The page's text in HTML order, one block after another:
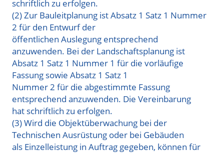
schriftlich zu erfolgen.
(2) Zur Bauleitplanung ist Absatz 1 Satz 1 Nummer
2 für den Entwurf der
öffentlichen Auslegung entsprechend
anzuwenden. Bei der Landschaftsplanung ist
Absatz 1 Satz 1 Nummer 1 für die vorläufige
Fassung sowie Absatz 1 Satz 1
Nummer 2 für die abgestimmte Fassung
entsprechend anzuwenden. Die Vereinbarung
hat schriftlich zu erfolgen.
(3) Wird die Objektüberwachung bei der
Technischen Ausrüstung oder bei Gebäuden
als Einzelleistung in Auftrag gegeben, können für